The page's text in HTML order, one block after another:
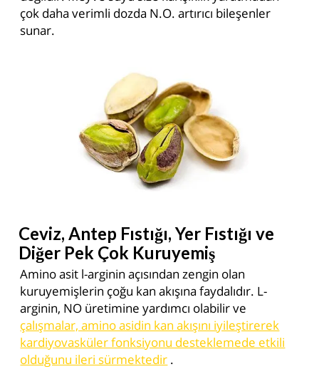
çok daha verimli dozda N.O. artırıcı bileşenler
sunar.
Ceviz, Antep Fıstığı, Yer Fıstığı ve
Diğer Pek Çok Kuruyemiş
Amino asit l-arginin açısından zengin olan
kuruyemişlerin çoğu kan akışına faydalıdır. L-
arginin, NO üretimine yardımcı olabilir ve
çalışmalar, amino asidin kan akışını iyileştirerek
kardiyovasküler fonksiyonu desteklemede etkili
olduğunu ileri sürmektedir .